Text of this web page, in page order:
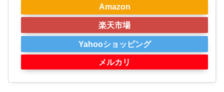
Amazon
楽天市場
Yahooショッピング
メルカリ